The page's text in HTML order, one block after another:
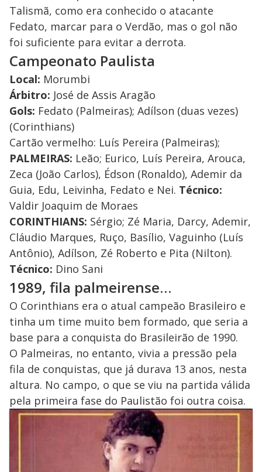
Talismã, como era conhecido o atacante
Fedato, marcar para o Verdão, mas o gol não
foi suficiente para evitar a derrota.
Campeonato Paulista
Local: Morumbi
Árbitro: José de Assis Aragão
Gols: Fedato (Palmeiras); Adílson (duas vezes)
(Corinthians)
Cartão vermelho: Luís Pereira (Palmeiras);
PALMEIRAS: Leão; Eurico, Luís Pereira, Arouca,
Zeca (João Carlos), Édson (Ronaldo), Ademir da
Guia, Edu, Leivinha, Fedato e Nei. Técnico:
Valdir Joaquim de Moraes
CORINTHIANS: Sérgio; Zé Maria, Darcy, Ademir,
Cláudio Marques, Ruço, Basílio, Vaguinho (Luís
Antônio), Adílson, Zé Roberto e Pita (Nilton).
Técnico: Dino Sani
1989, fila palmeirense…
O Corinthians era o atual campeão Brasileiro e
tinha um time muito bem formado, que seria a
base para a conquista do Brasileirão de 1990.
O Palmeiras, no entanto, vivia a pressão pela
fila de conquistas, que já durava 13 anos, nesta
altura. No campo, o que se viu na partida válida
pela primeira fase do Paulistão foi outra coisa.